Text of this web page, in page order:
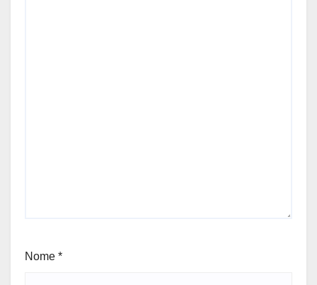
Nome *